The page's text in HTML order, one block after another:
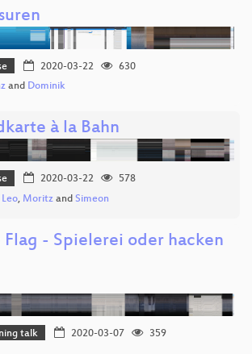
2020-03-22
630
and Dominik
à la Bahn
2020-03-22
578
Leo, Moritz and Simeon
- Spielerei oder hacken
talk 2020-03-07
359